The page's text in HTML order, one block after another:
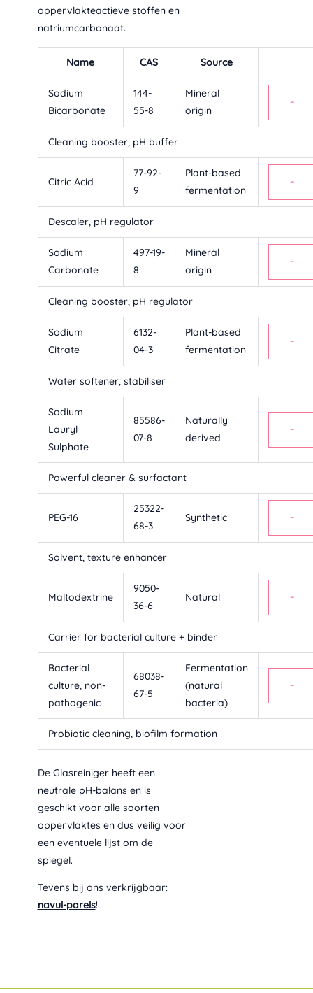
oppervlakteactieve stoffen en
natriumcarbonaat.
Name CAS Source
Sodium
Bicarbonate
144-
55-8
Mineral
origin
−
Cleaning booster, pH buffer
Citric Acid
77-92-
9
Plant-based
fermentation
−
Descaler, pH regulator
Sodium
Carbonate
497-19-
8
Mineral
origin
−
Cleaning booster, pH regulator
Sodium
Citrate
6132-
04-3
Plant-based
fermentation
−
Water softener, stabiliser
Sodium
Lauryl
Sulphate
85586-
07-8
Naturally
derived
−
Powerful cleaner & surfactant
PEG-16
25322-
68-3
Synthetic −
Solvent, texture enhancer
Maltodextrine
9050-
36-6
Natural −
Carrier for bacterial culture + binder
Bacterial
culture, non-
pathogenic
68038-
67-5
Fermentation
(natural
bacteria)
−
Probiotic cleaning, biofilm formation
De Glasreiniger heeft een
neutrale pH-balans en is
geschikt voor alle soorten
oppervlaktes en dus veilig voor
een eventuele lijst om de
spiegel.
Tevens bij ons verkrijgbaar:
navul-parels!